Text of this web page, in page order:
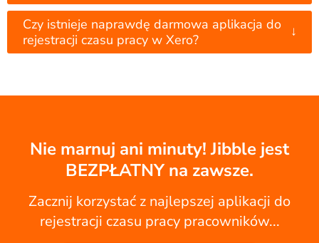
Czy istnieje naprawdę darmowa aplikacja do
rejestracji czasu pracy w Xero?
↓
Nie marnuj ani minuty! Jibble jest
BEZPŁATNY na zawsze.
Zacznij korzystać z najlepszej aplikacji do
rejestracji czasu pracy pracowników...